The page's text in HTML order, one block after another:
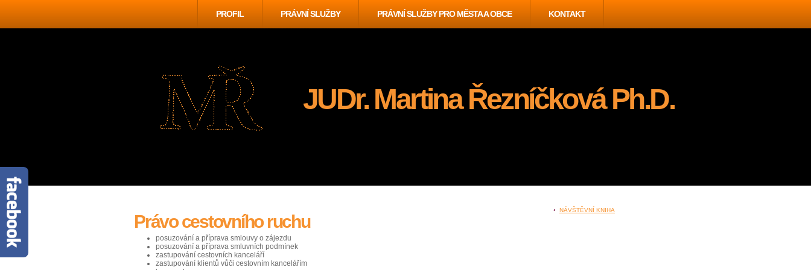
PROFIL PRÁVNÍ SLUŽBY PRÁVNÍ SLUŽBY PRO MĚSTA A OBCE KONTAKT
JUDr. Martina Řezníčková Ph.D.
Právo cestovního ruchu
posuzování a příprava smlouvy o zájezdu
posuzování a příprava smluvních podmínek
zastupování cestovních kanceláří
zastupování klientů vůči cestovním kancelářím
NÁVŠTĚVNÍ KNIHA